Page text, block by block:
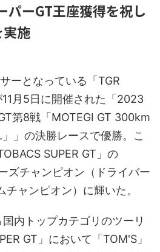
パーGT王座獲得を祝し
実施
ーとなっている「TGR
月5日に開催された「2023
第8戦「MOTEGI GT 300km
」の決勝レースで優勝。こ
SUPER GT」の
ズチャンピオン（ドライバー
ャンピオン）に輝いた。
内トップカテゴリのツーリ
GT」において「TOM'S」